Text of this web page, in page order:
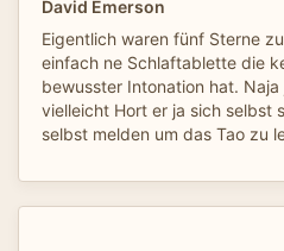
David Emerson
Eigentlich waren fünf Sterne
einfach ne Schlaftablette die
bewusster Intonation hat.
vielleicht Hort er ja sich selbst
selbst melden um das Tao zu